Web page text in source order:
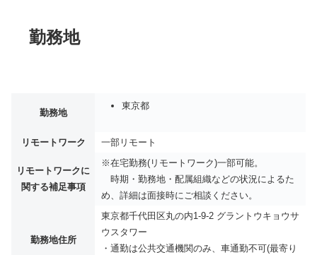
勤務地
勤務地
東京都
リモートワーク 一部リモート
リモートワークに
関する補足事項
※在宅勤務(リモートワーク)一部可能。
時期・勤務地・配属組織などの状況によるた
め、詳細は面接時にご相談ください。
勤務地住所
東京都千代田区丸の内1-9-2 グラントウキョウサ
ウスタワー
・通勤は公共交通機関のみ、車通勤不可(最寄り